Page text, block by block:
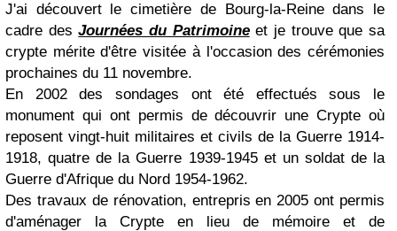
J'ai découvert le cimetière de Bourg-la-Reine dans le
cadre desJournées du Patrimoineet je trouve que sa
crypte mérite d'être visitée à l'occasion des cérémonies
prochaines du 11 novembre.
En 2002 des sondages ont été effectués sous le
monument qui ont permis de découvrir une Crypte où
reposent vingt-huit militaires et civils de la Guerre 1914-
1918, quatre de la Guerre 1939-1945 et un soldat de la
Guerre d'Afrique du Nord 1954-1962.
Des travaux de rénovation, entrepris en 2005 ont permis
d'aménager la Crypte en lieu de mémoire et de